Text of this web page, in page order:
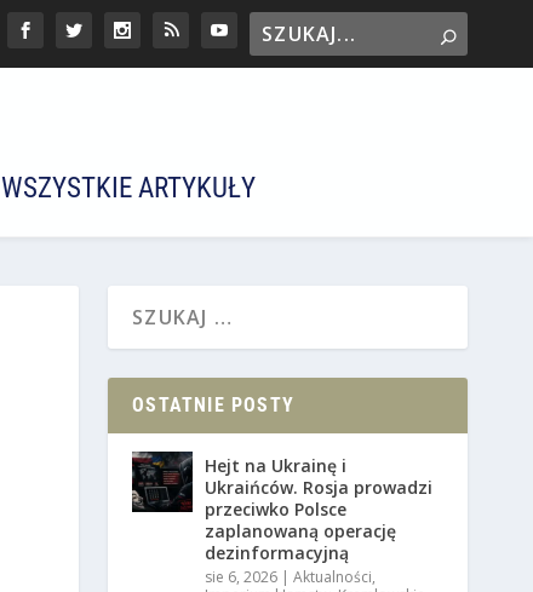
WSZYSTKIE ARTYKUŁY
OSTATNIE POSTY
Hejt na Ukrainę i
Ukraińców. Rosja prowadzi
przeciwko Polsce
zaplanowaną operację
dezinformacyjną
sie 6, 2026 |Aktualności,